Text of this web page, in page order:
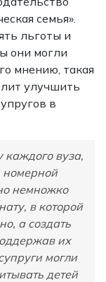
семья».
льготы и
они могли
мнению, такая
улучшить
в
каждого вуза,
номерной
немножко
в которой
а создать
их
могли
детей